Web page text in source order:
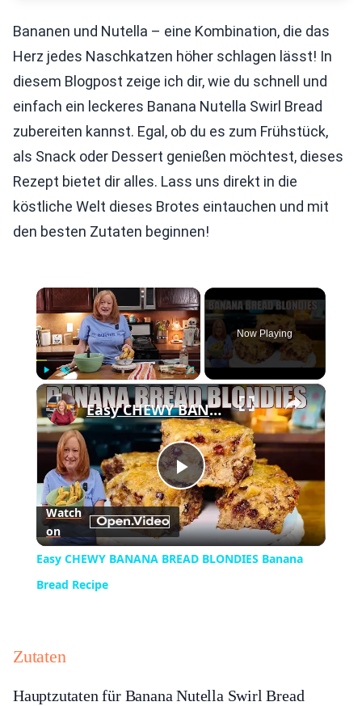
Bananen und Nutella – eine Kombination, die das
Herz jedes Naschkatzen höher schlagen lässt! In
diesem Blogpost zeige ich dir, wie du schnell und
einfach ein leckeres Banana Nutella Swirl Bread
zubereiten kannst. Egal, ob du es zum Frühstück,
als Snack oder Dessert genießen möchtest, dieses
Rezept bietet dir alles. Lass uns direkt in die
köstliche Welt dieses Brotes eintauchen und mit
den besten Zutaten beginnen!
×
Play Unmute Fullscreen
Now Playing
×
Play
Video
Easy CHEWY BANANA BREAD BLONDIES Banana Bread Recipe
Watch
on
Easy CHEWY BANANA BREAD BLONDIES Banana
Bread Recipe
Zutaten
Hauptzutaten für Banana Nutella Swirl Bread